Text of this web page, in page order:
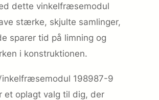
dette vinkelfræsemodul
stærke, skjulte samlinger,
sparer tid på limning og
i konstruktionen.
198987-9
et oplagt valg til dig, der